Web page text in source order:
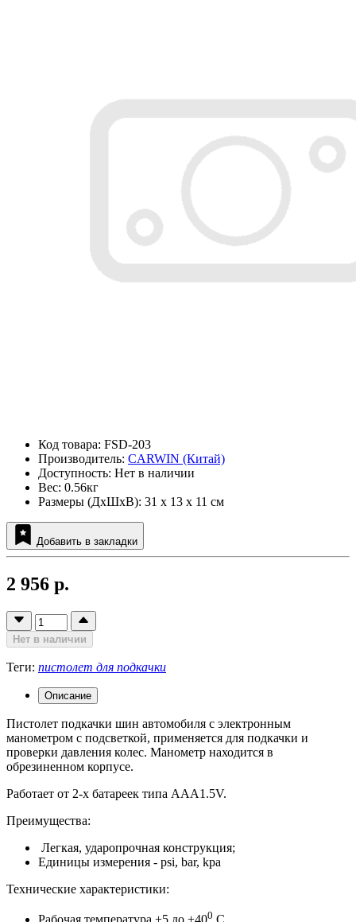
Код товара: FSD-203
Производитель: CARWIN (Китай)
Доступность: Нет в наличии
Вес: 0.56кг
Размеры (ДxШxВ): 31 x 13 x 11 см
Добавить в закладки
2 956 р.
Нет в наличии
Теги: пистолет для подкачки
Описание
Пистолет подкачки шин автомобиля с электронным
манометром с подсветкой, применяется для подкачки и
проверки давления колес. Манометр находится в
обрезиненном корпусе.
Работает от 2-х батареек типа ААА1.5V.
Преимущества:
Легкая, ударопрочная конструкция;
Единицы измерения - psi, bar, kpa
Технические характеристики:
0